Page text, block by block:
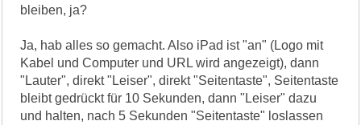
bleiben, ja?
Ja, hab alles so gemacht. Also iPad ist "an" (Logo mit
Kabel und Computer und URL wird angezeigt), dann
"Lauter", direkt "Leiser", direkt "Seitentaste", Seitentaste
bleibt gedrückt für 10 Sekunden, dann "Leiser" dazu
und halten, nach 5 Sekunden "Seitentaste" loslassen